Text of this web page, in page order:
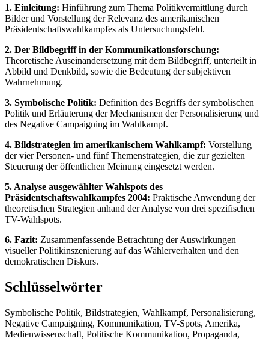
1. Einleitung: Hinführung zum Thema Politikvermittlung durch
Bilder und Vorstellung der Relevanz des amerikanischen
Präsidentschaftswahlkampfes als Untersuchungsfeld.
2. Der Bildbegriff in der Kommunikationsforschung:
Theoretische Auseinandersetzung mit dem Bildbegriff, unterteilt in
Abbild und Denkbild, sowie die Bedeutung der subjektiven
Wahrnehmung.
3. Symbolische Politik: Definition des Begriffs der symbolischen
Politik und Erläuterung der Mechanismen der Personalisierung und
des Negative Campaigning im Wahlkampf.
4. Bildstrategien im amerikanischem Wahlkampf: Vorstellung
der vier Personen- und fünf Themenstrategien, die zur gezielten
Steuerung der öffentlichen Meinung eingesetzt werden.
5. Analyse ausgewählter Wahlspots des
Präsidentschaftswahlkampfes 2004: Praktische Anwendung der
theoretischen Strategien anhand der Analyse von drei spezifischen
TV-Wahlspots.
6. Fazit: Zusammenfassende Betrachtung der Auswirkungen
visueller Politikinszenierung auf das Wählerverhalten und den
demokratischen Diskurs.
Schlüsselwörter
Symbolische Politik, Bildstrategien, Wahlkampf, Personalisierung,
Negative Campaigning, Kommunikation, TV-Spots, Amerika,
Medienwissenschaft, Politische Kommunikation, Propaganda,